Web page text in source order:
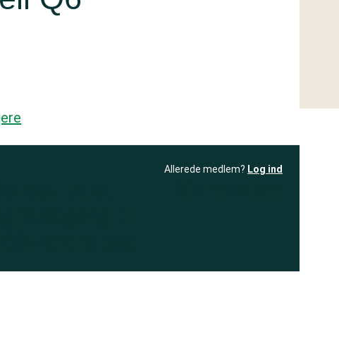
Allerede medlem? Log ind